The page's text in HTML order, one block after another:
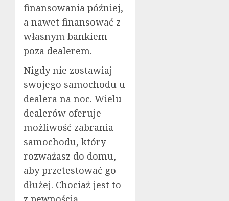
finansowania później,
a nawet finansować z
własnym bankiem
poza dealerem.
Nigdy nie zostawiaj
swojego samochodu u
dealera na noc. Wielu
dealerów oferuje
możliwość zabrania
samochodu, który
rozważasz do domu,
aby przetestować go
dłużej. Chociaż jest to